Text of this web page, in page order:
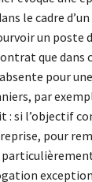
le cadre
un poste
que dans
pour
par
: si l’objectif
pour